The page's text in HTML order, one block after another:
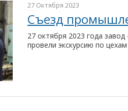
27 Октября 2023
Съезд
27 октября 2023 года
провели экскурсию по